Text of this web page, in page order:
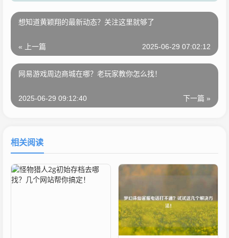
想知道黄颖翔的最新动态？关注这里就够了
« 上一篇 2025-06-29 07:02:12
网易游戏周边商城在哪？老玩家教你怎么找！
下一篇 »
2025-06-29 09:12:40
相关阅读